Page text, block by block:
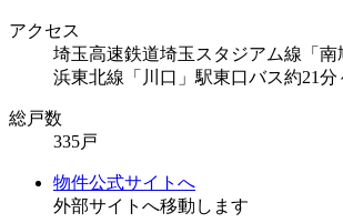
アクセス
埼玉高速鉄道埼玉スタジアム線「
浜東北線「川口」駅東口バス約21分
総戸数
335戸
物件公式サイトへ
外部サイトへ移動します